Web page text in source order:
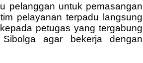
pelanggan untuk pemasangan
pelayanan terpadu langsung
petugas yang tergabung
agar bekerja dengan